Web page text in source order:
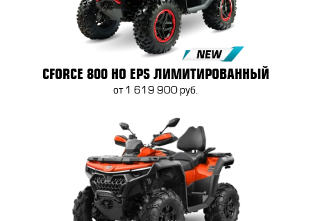
CFORCE 800 HO EPS ЛИМИТИРОВАННЫЙ
от 1 619 900 руб.